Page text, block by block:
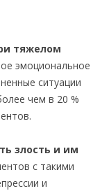
тяжелом
эмоциональное
ситуации
чем в 20 %
злость и им
с такими
и